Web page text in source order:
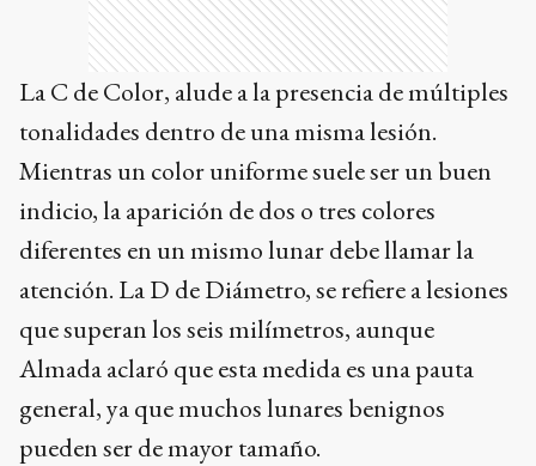
La C de Color, alude a la presencia de múltiples
tonalidades dentro de una misma lesión.
Mientras un color uniforme suele ser un buen
indicio, la aparición de dos o tres colores
diferentes en un mismo lunar debe llamar la
atención. La D de Diámetro, se refiere a lesiones
que superan los seis milímetros, aunque
Almada aclaró que esta medida es una pauta
general, ya que muchos lunares benignos
pueden ser de mayor tamaño.